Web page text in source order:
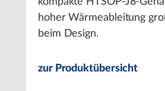
hoher Wärmeableitung
beim Design.
zur Produktübersicht